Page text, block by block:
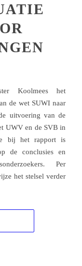
Koolmees het
de wet SUWI naar
uitvoering van de
UWV en de SVB in
bij het rapport is
de conclusies en
Per
het stelsel verder